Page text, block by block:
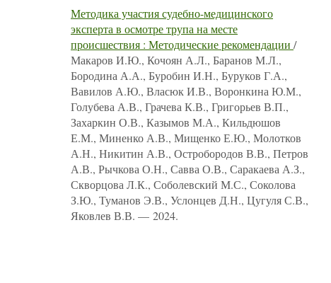
Методика участия судебно-медицинского
эксперта в осмотре трупа на месте
происшествия : Методические рекомендации /
Макаров И.Ю., Кочоян А.Л., Баранов М.Л.,
Бородина А.А., Буробин И.Н., Буруков Г.А.,
Вавилов А.Ю., Власюк И.В., Воронкина Ю.М.,
Голубева А.В., Грачева К.В., Григорьев В.П.,
Захаркин О.В., Казымов М.А., Кильдюшов
Е.М., Миненко А.В., Мищенко Е.Ю., Молотков
А.Н., Никитин А.В., Остробородов В.В., Петров
А.В., Рычкова О.Н., Савва О.В., Саракаева А.З.,
Скворцова Л.К., Соболевский М.С., Соколова
З.Ю., Туманов Э.В., Услонцев Д.Н., Цугуля С.В.,
Яковлев В.В. — 2024.